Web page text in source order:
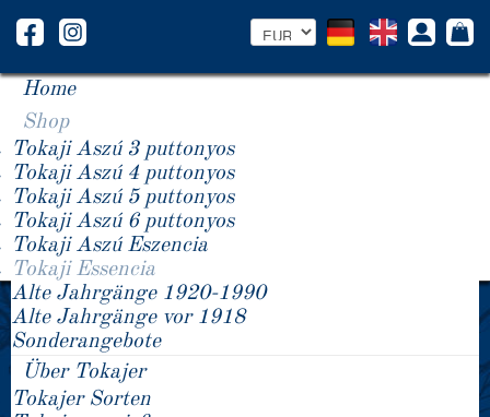
Home
Shop
Tokaji Aszú 3 puttonyos
Tokaji Aszú 4 puttonyos
Tokaji Aszú 5 puttonyos
Tokaji Aszú 6 puttonyos
Tokaji Aszú Eszencia
Tokaji Essencia
Alte Jahrgänge 1920-1990
Alte Jahrgänge vor 1918
Sonderangebote
Über Tokajer
Tokajer Sorten
2006 Tokaji Essencia 2000 Tokaji Essencia
2003 Tokaji Essencia